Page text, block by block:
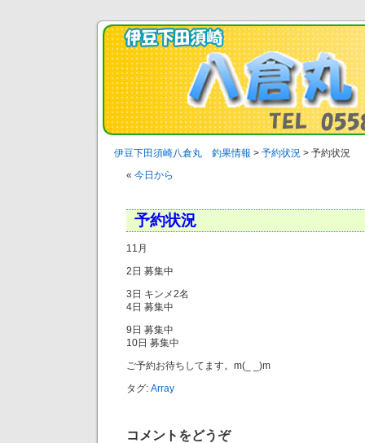
伊豆下田須崎八倉丸 釣果情報 > 予約状況 > 予約状況
« 今日から
予約状況
11月
2日 募集中
3日 キンメ2名
4日 募集中
9日 募集中
10日 募集中
ご予約お待ちしてます。m(_ _)m
タグ: Array
コメントをどうぞ